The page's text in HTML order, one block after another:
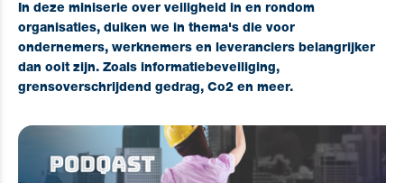
In deze miniserie over veiligheid in en rondom
organisaties, duiken we in thema's die voor
ondernemers, werknemers en leveranciers belangrijker
dan ooit zijn. Zoals informatiebeveiliging,
grensoverschrijdend gedrag, Co2 en meer.